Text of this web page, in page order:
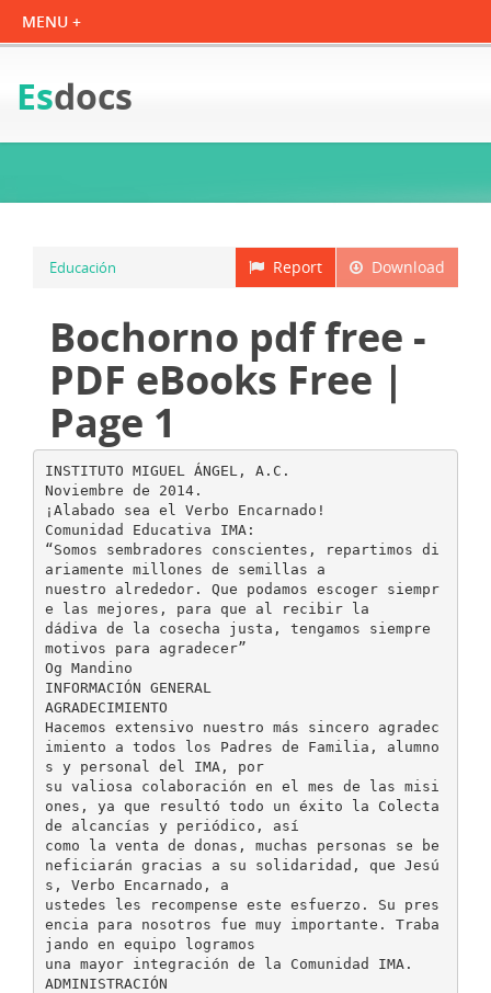
Esdocs
Download
Report
Educación
Bochorno pdf free -
PDF eBooks Free |
Page 1
INSTITUTO MIGUEL ÁNGEL, A.C.
Noviembre de 2014.
¡Alabado sea el Verbo Encarnado!
Comunidad Educativa IMA:
“Somos sembradores conscientes, repartimos di
ariamente millones de semillas a
nuestro alrededor. Que podamos escoger siempr
e las mejores, para que al recibir la
dádiva de la cosecha justa, tengamos siempre
motivos para agradecer”
Og Mandino
INFORMACIÓN GENERAL
AGRADECIMIENTO
Hacemos extensivo nuestro más sincero agradec
imiento a todos los Padres de Familia, alumno
s y personal del IMA, por
su valiosa colaboración en el mes de las misi
ones, ya que resultó todo un éxito la Colecta
de alcancías y periódico, así
como la venta de donas, muchas personas se be
neficiarán gracias a su solidaridad, que Jesú
s, Verbo Encarnado, a
ustedes les recompense este esfuerzo. Su pres
encia para nosotros fue muy importante. Traba
jando en equipo logramos
una mayor integración de la Comunidad IMA.
ADMINISTRACIÓN